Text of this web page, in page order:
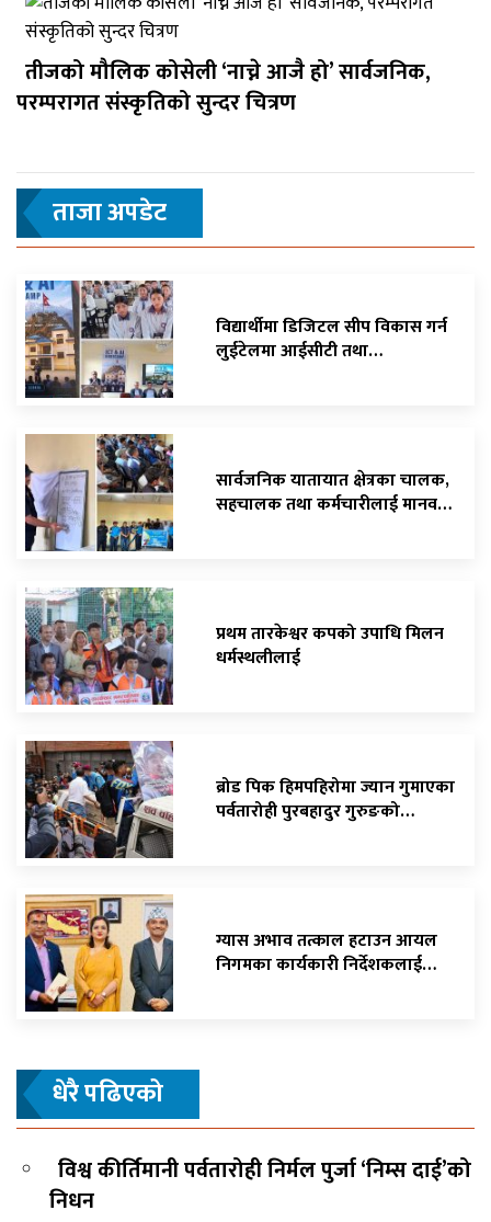
तीजको मौलिक कोसेली ‘नाच्ने आजै हो’ सार्वजनिक,
परम्परागत संस्कृतिको सुन्दर चित्रण
ताजा अपडेट
विद्यार्थीमा डिजिटल सीप विकास गर्न
लुईटेलमा आईसीटी तथा…
सार्वजनिक यातायात क्षेत्रका चालक,
सहचालक तथा कर्मचारीलाई मानव…
प्रथम तारकेश्वर कपको उपाधि मिलन
धर्मस्थलीलाई
ब्रोड पिक हिमपहिरोमा ज्यान गुमाएका
पर्वतारोही पुरबहादुर गुरुङको…
ग्यास अभाव तत्काल हटाउन आयल
निगमका कार्यकारी निर्देशकलाई…
धेरै पढिएको
विश्व कीर्तिमानी पर्वतारोही निर्मल पुर्जा ‘निम्स दाई’को
निधन